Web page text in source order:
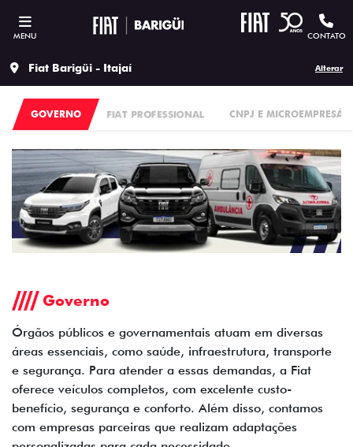
MENU CONTATO
Fiat Barigüi - Itajaí Alterar
FIAT PROFESSIONAL CNPJ E
GOVERNO
Governo
Órgãos públicos e governamentais atuam em diversas
áreas essenciais, como saúde, infraestrutura, transporte
e segurança. Para atender a essas demandas, a Fiat
oferece veículos completos, com excelente custo-
benefício, segurança e conforto. Além disso, contamos
com empresas parceiras que realizam adaptações